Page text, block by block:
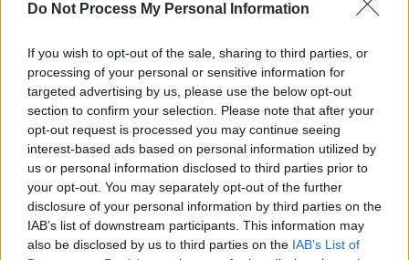
Do Not Process My Personal Information
If you wish to opt-out of the sale, sharing to third parties, or
processing of your personal or sensitive information for
targeted advertising by us, please use the below opt-out
section to confirm your selection. Please note that after your
opt-out request is processed you may continue seeing
interest-based ads based on personal information utilized by
us or personal information disclosed to third parties prior to
your opt-out. You may separately opt-out of the further
disclosure of your personal information by third parties on the
IAB’s list of downstream participants. This information may
also be disclosed by us to third parties on the IAB’s List of
ανατολική Λαϊκή Δημοκρατία του Κονγκό.
ΔΙΑΒΑΣΤΕ ΕΠΙΣΗΣ
Κόσμος26.02.2025 20:15
«Η Ευρωπαϊκή Ένωση δημιουργήθηκε
για να εξαπατήσει τις ΗΠΑ»: Ο Τραμπ
θα ανακοινώσει δασμούς στην
Ευρώπη